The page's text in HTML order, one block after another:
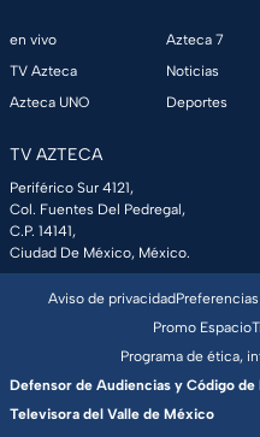
en vivo
TV Azteca
Azteca UNO
Azteca 7
Noticias
Deportes
TV AZTECA
Periférico Sur 4121,
Col. Fuentes Del Pedregal,
C.P. 14141,
Ciudad De México, México.
Aviso de privacidad
Promo Espacio
Programa de ética,
Defensor de Audiencias y Código
Televisora del Valle de México